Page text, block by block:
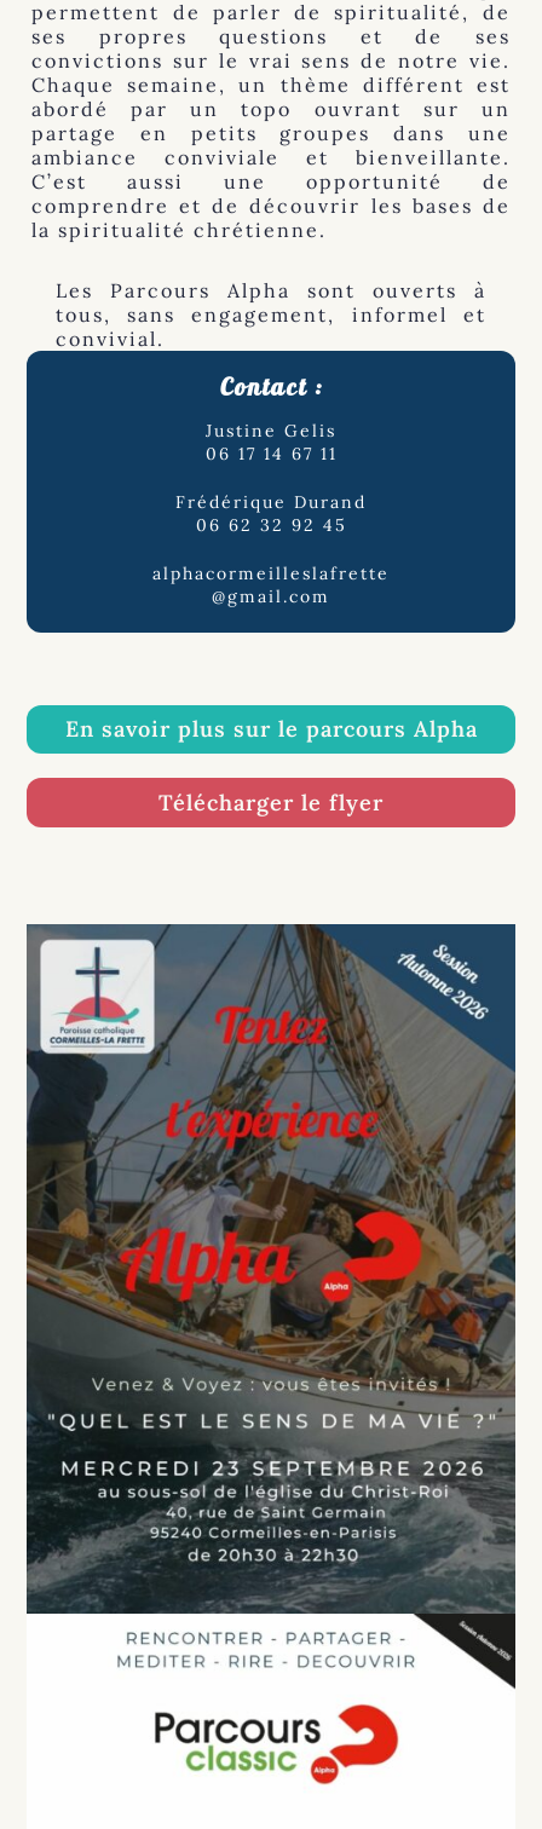
permettent de parler de spiritualité, de
ses propres questions et de ses
convictions sur le vrai sens de notre vie.
Chaque semaine, un thème différent est
abordé par un topo ouvrant sur un
partage en petits groupes dans une
ambiance conviviale et bienveillante.
C’est aussi une opportunité de
comprendre et de découvrir les bases de
la spiritualité chrétienne.
Les Parcours Alpha sont ouverts à
tous, sans engagement, informel et
convivial.
Contact :
Justine Gelis
06 17 14 67 11
Frédérique Durand
06 62 32 92 45
alphacormeilleslafrette
@gmail.com
En savoir plus sur le parcours Alpha
Télécharger le flyer